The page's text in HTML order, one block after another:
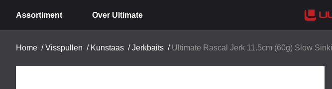
Assortiment Over Ultimate
Home /Visspullen / Kunstaas /Jerkbaits / Ultimate Rascal Jerk 11.5cm (60g) Slow